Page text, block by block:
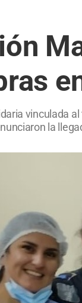
vinculada
la